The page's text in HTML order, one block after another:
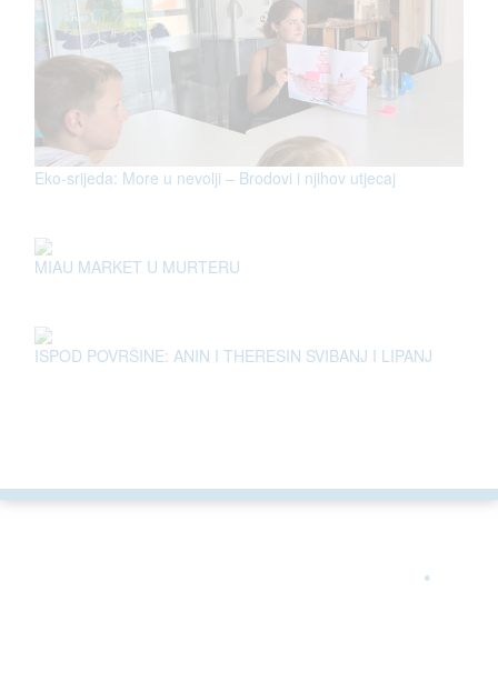
Eko-srijeda: More u nevolji – Brodovi i njihov utjecaj
MIAU MARKET U MURTERU
ISPOD POVRŠINE: ANIN I THERESIN SVIBANJ I LIPANJ
.